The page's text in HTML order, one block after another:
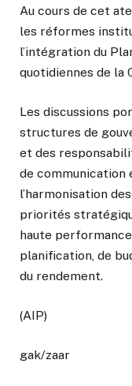
Au cours de cet
les réformes
l’intégration du
quotidiennes de la
Les discussions
structures de
et des
de communication
l’harmonisation
priorités
haute
planification, de
du rendement.
(AIP)
gak/zaar